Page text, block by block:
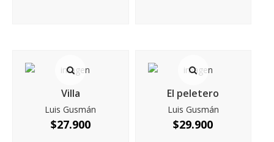
Villa
Luis Gusmán
$27.900
El peletero
Luis Gusmán
$29.900